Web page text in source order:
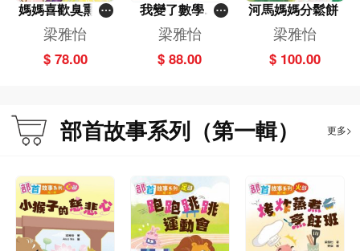
媽媽喜歡臭熏熏
[新雅‧繪本館]
梁雅怡
$ 78.00
我變了數學天
才?！
梁雅怡
$ 88.00
河馬媽媽分鬆餅
梁雅怡
$ 100.00
部首故事系列（第一輯） 更多>